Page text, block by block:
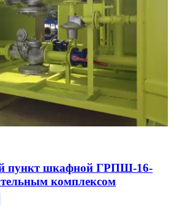
пункт шкафной ГРПШ-16-
комплексом